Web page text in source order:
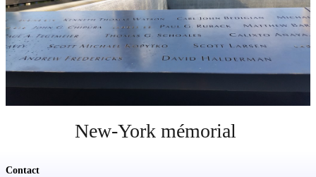
Discographie
Contact
Soutien
Sponsoring
New-York mémorial
Contact